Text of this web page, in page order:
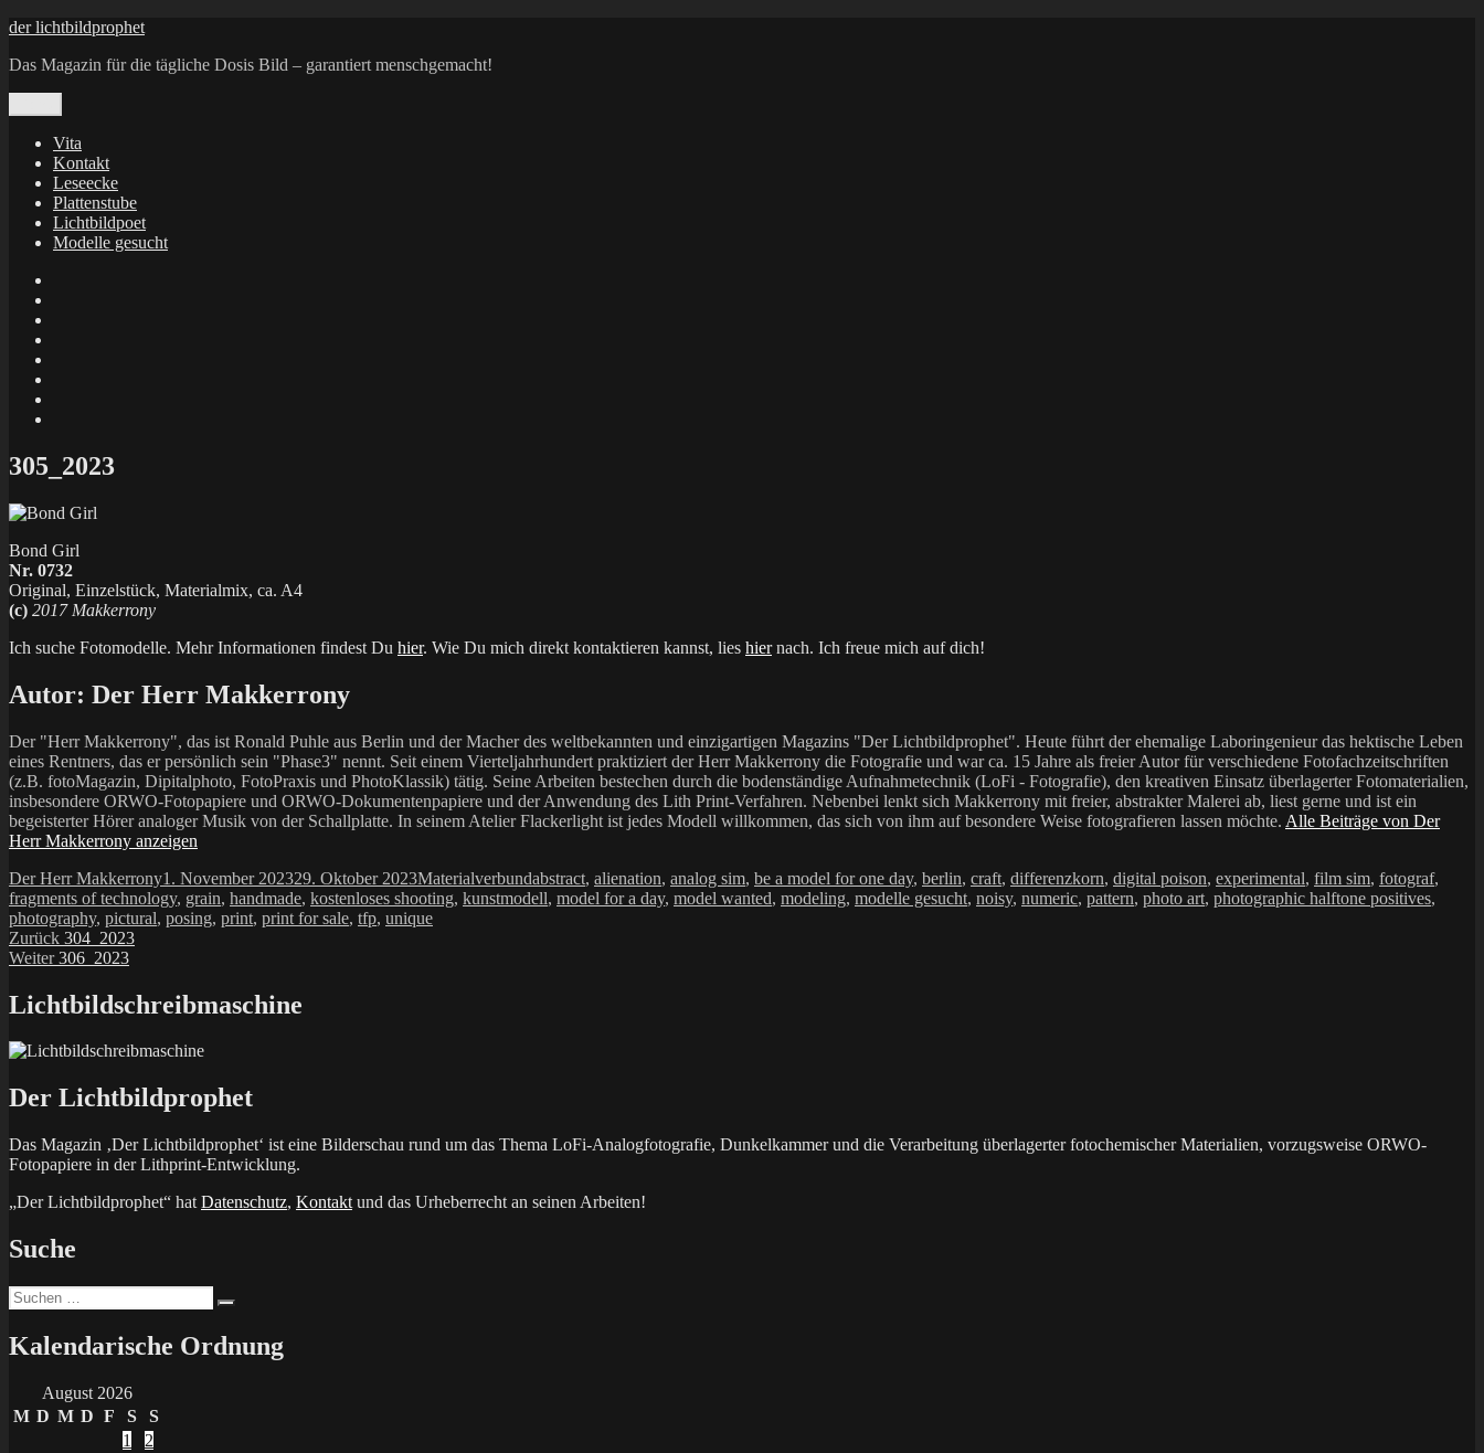
Zum
springen
der lichtbildprophet
Das Magazin für die tägliche Dosis Bild – garantiert menschgemacht!
Vita
Kontakt
Leseecke
Plattenstube
Lichtbildpoet
Modelle gesucht
X
305_2023
Bond Girl
Nr. 0732
Original, Einzelstück, Materialmix, ca. A4
(c) 2017 Makkerrony
Ich suche Fotomodelle. Mehr Informationen findest Du hier. Wie Du mich direkt kontaktieren kannst, lies hiernach. Ich freue mich auf dich!
Autor: Der Herr Makkerrony
Der "Herr Makkerrony", das ist Ronald Puhle aus Berlin und der Macher des weltbekannten und einzigartigen Magazins "Der Lichtbildprophet". Heute führt der ehemalige Laboringenieur das hektische Leben
eines Rentners, das er persönlich sein "Phase3" nennt. Seit einem Vierteljahrhundert praktiziert der Herr Makkerrony die Fotografie und war ca. 15 Jahre als freier Autor für verschiedene Fotofachzeitschriften
(z.B. fotoMagazin, Dipitalphoto, FotoPraxis und PhotoKlassik) tätig. Seine Arbeiten bestechen durch die bodenständige Aufnahmetechnik (LoFi - Fotografie), den kreativen Einsatz überlagerter Fotomaterialien,
insbesondere ORWO-Fotopapiere und ORWO-Dokumentenpapiere und der Anwendung des Lith Print-Verfahren. Nebenbei lenkt sich Makkerrony mit freier, abstrakter Malerei ab, liest gerne und ist ein
begeisterter Hörer analoger Musik von der Schallplatte. In seinem Atelier Flackerlight ist jedes Modell willkommen, das sich von ihm auf besondere Weise fotografieren lassen möchte. Alle Beiträge von Der
Herr Makkerrony anzeigen
Autor
Der Herr MakkerronyVeröffentlicht
am
1. November 202329. Oktober 2023Kategorien
MaterialverbundSchlagwörter
abstract, alienation, analog sim, be a model for one day, berlin, craft, differenzkorn, digital poison, experimental, film sim, fotograf,
fragments of technology, grain, handmade, kostenloses shooting, kunstmodell, model for a day, model wanted, modeling, modelle gesucht, noisy, numeric, pattern, photo art, photographic halftone positives,
photography, pictural, posing, print, print for sale, tfp, unique
Beitragsnavigation
Zurück Vorheriger
Beitrag:
304_2023
Weiter Nächster
306_2023
Lichtbildschreibmaschine
Der Lichtbildprophet
Das Magazin ‚Der Lichtbildprophet‘ ist eine Bilderschau rund um das Thema LoFi-Analogfotografie, Dunkelkammer und die Verarbeitung überlagerter fotochemischer Materialien, vorzugsweise ORWO-
Fotopapiere in der Lithprint-Entwicklung.
„Der Lichtbildprophet“ hat Datenschutz, Kontakt und das Urheberrecht an seinen Arbeiten!
Suche
Suchen
nach:
Kalendarische Ordnung
August 2026
M D M D F S
S
1
2